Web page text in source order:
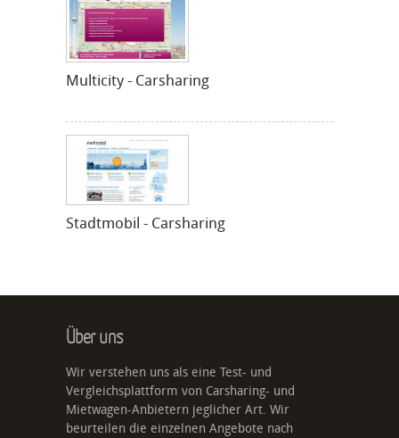
Multicity - Carsharing
Stadtmobil - Carsharing
Über uns
Wir verstehen uns als eine Test- und
Vergleichsplattform von Carsharing- und
Mietwagen-Anbietern jeglicher Art. Wir
beurteilen die einzelnen Angebote nach